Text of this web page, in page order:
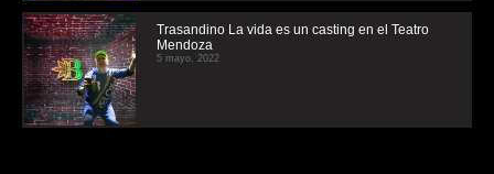
Trasandino La vida es un casting en el Teatro
Mendoza
5 mayo, 2022